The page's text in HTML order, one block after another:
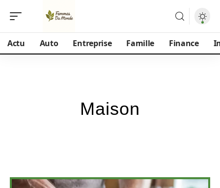
Actu Auto Entreprise Famille Finance
Maison